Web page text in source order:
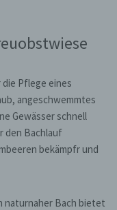
Pflege eines
angeschwemmtes
Gewässer schnell
den Bachlauf
bekämpfr und
naturnaher Bach bietet